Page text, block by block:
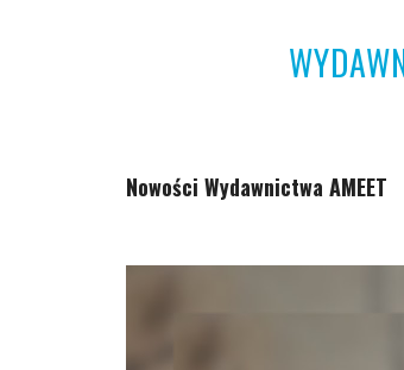
Nowości Wydawnictwa AMEET